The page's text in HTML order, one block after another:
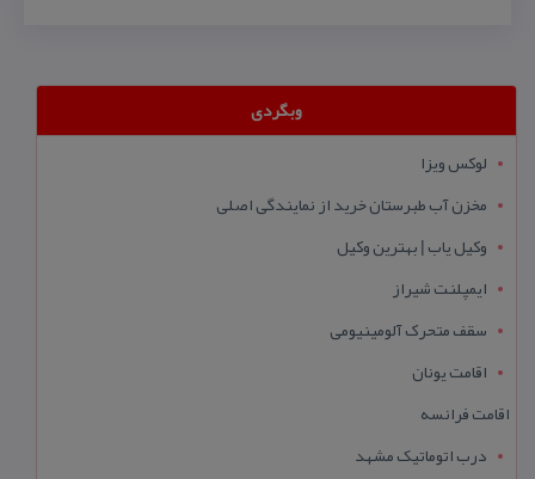
وبگردی
لوکس ویزا
مخزن آب طبرستان خرید از نمایندگی اصلی
وکیل یاب | بهترین وکیل
ایمپلنت شیراز
سقف متحرک آلومینیومی
اقامت یونان
اقامت فرانسه
درب اتوماتیک مشهد